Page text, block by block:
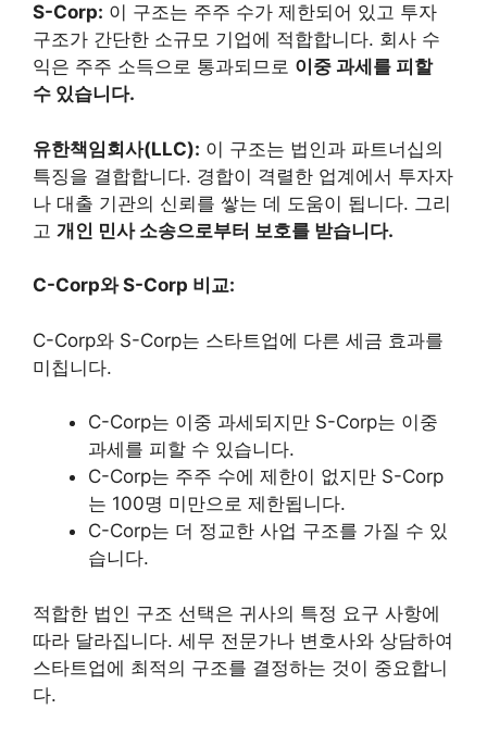
S-Corp: 이 구조는 주주 수가 제한되어 있고 투자
구조가 간단한 소규모 기업에 적합합니다. 회사 수
익은 주주 소득으로 통과되므로 이중 과세를 피할
수 있습니다.
유한책임회사(LLC): 이 구조는 법인과 파트너십의
특징을 결합합니다. 경합이 격렬한 업계에서 투자자
나 대출 기관의 신뢰를 쌓는 데 도움이 됩니다. 그리
고 개인 민사 소송으로부터 보호를 받습니다.
C-Corp와 S-Corp 비교:
C-Corp와 S-Corp는 스타트업에 다른 세금 효과를
미칩니다.
C-Corp는 이중 과세되지만 S-Corp는 이중
과세를 피할 수 있습니다.
C-Corp는 주주 수에 제한이 없지만 S-Corp
는 100명 미만으로 제한됩니다.
C-Corp는 더 정교한 사업 구조를 가질 수 있
습니다.
적합한 법인 구조 선택은 귀사의 특정 요구 사항에
따라 달라집니다. 세무 전문가나 변호사와 상담하여
스타트업에 최적의 구조를 결정하는 것이 중요합니
다.